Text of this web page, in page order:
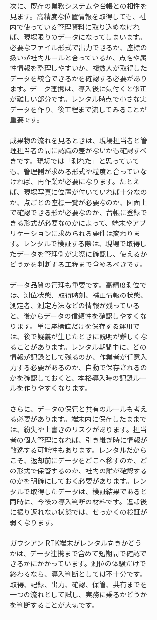
次に、既存の業務システムや台帳との相性を
見ます。高精度な位置情報を取得しても、社
内で使っている管理資料に取り込めなけれ
ば、現場限りのデータになってしまいます。
必要なファイル形式で出力できるか、座標の
扱いが社内ルールと合っているか、点名や属
性情報を整理しやすいか、複数人が取得した
データを統合できるかを確認する必要があり
ます。データ連携は、導入後に気付くと修正
が難しい部分です。レンタル時点で小さな実
データを作り、後工程まで流してみることが
重要です。
成果物の流れを見るときは、現場担当者と管
理担当者の間に認識の差がないかも確認すべ
きです。現場では「測れた」と思っていて
も、管理側が求める形式や粒度と合っていな
ければ、再作業が必要になります。たとえ
ば、現場写真に位置が付いていれば十分なの
か、点ごとの座標一覧が必要なのか、図面上
で確認できる形が必要なのか、台帳に登録で
きる形式が必要なのかによって、端末やアプ
リケーションに求められる要件は変わりま
す。レンタルで検証する際は、現場で取得し
たデータを管理側が実際に確認し、使えるか
どうかを判断する工程まで含めるべきです。
データ品質の管理も重要です。高精度測位で
は、測位状態、取得時刻、補正情報の状態、
測定者、測定方法などの情報が残っている
と、後からデータの信頼性を確認しやすくな
ります。単に座標値だけを保存する運用で
は、後で疑義が生じたときに説明が難しくな
ることがあります。レンタル期間中に、どの
情報が記録として残るのか、作業者が任意入
力する必要があるのか、自動で保存されるの
かを確認しておくと、本格導入時の記録ルー
ルを作りやすくなります。
さらに、データの保管と共有のルールも考え
る必要があります。端末内に保存したままで
は、紛失や上書きのリスクがあります。担当
者の個人管理になれば、引き継ぎ時に情報が
散逸する可能性もあります。レンタルだから
こそ、返却前にデータをどこへ移すのか、ど
の形式で保管するのか、社内の誰が確認する
のかを明確にしておく必要があります。レン
タルで取得したデータは、検証結果であると
同時に、今後の導入判断の材料です。返却後
に振り返れない状態では、せっかくの検証が
弱くなります。
ガウシアン RTK端末がレンタル向きかどう
かは、データ連携まで含めて短期間で確認で
きるかにかかっています。測位の体験だけで
終わるなら、導入判断としては不十分です。
取得、記録、出力、確認、保管、共有までを
一つの流れとして試し、実務に乗るかどうか
を判断することが大切です。